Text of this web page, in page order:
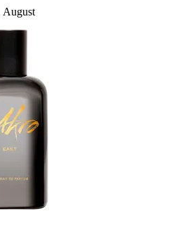
August